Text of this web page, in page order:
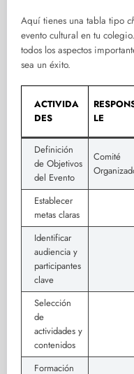
Aquí tienes una tabla tipo
evento cultural en tu
todos los aspectos
sea un éxito.
ACTIVIDA
DES
LE
Definición
de Objetivos
del Evento
Comité
Establecer
metas claras
Identificar
audiencia y
participantes
clave
Selección
de
actividades y
contenidos
Formación